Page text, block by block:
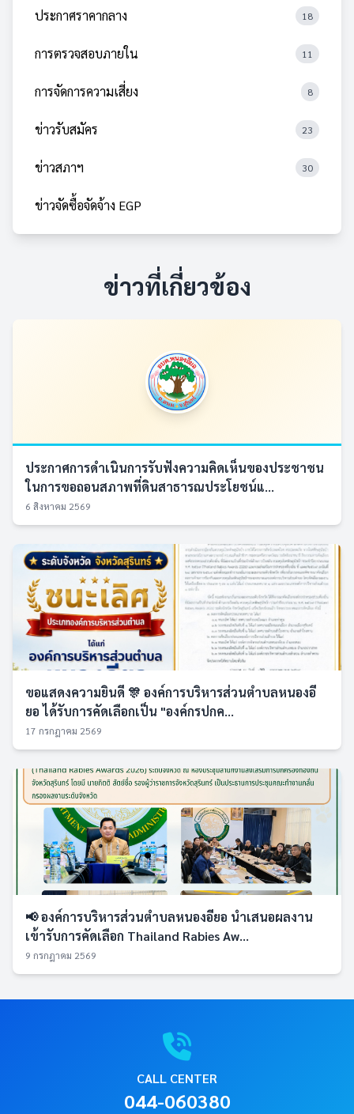
ประกาศราคากลาง 18
การตรวจสอบภายใน 11
การจัดการความเสี่ยง 8
ข่าวรับสมัคร 23
ข่าวสภาฯ 30
ข่าวจัดซื้อจัดจ้าง EGP
ข่าวที่เกี่ยวข้อง
ประกาศการดำเนินการรับฟังความคิดเห็นของประชาชน
ในการขอถอนสภาพที่ดินสาธารณประโยชน์แ...
6 สิงหาคม 2569
ขอแสดงความยินดี 🎊 องค์การบริหารส่วนตำบลหนองอี
ยอ ได้รับการคัดเลือกเป็น "องค์กรปกค...
17 กรกฎาคม 2569
📢 องค์การบริหารส่วนตำบลหนองอียอ นำเสนอผลงาน
เข้ารับการคัดเลือก Thailand Rabies Aw...
9 กรกฎาคม 2569
CALL CENTER
044-060380